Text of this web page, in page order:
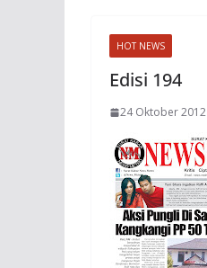
HOT NEWS
Edisi 194
24 Oktober 2012